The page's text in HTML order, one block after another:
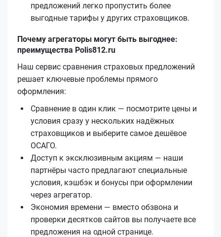
предложений легко пропустить более
выгодные тарифы у других страховщиков.
Почему агрегаторы могут быть выгоднее:
преимущества Polis812.ru
Наш сервис сравнения страховых предложений
решает ключевые проблемы прямого
оформления:
Сравнение в один клик — посмотрите цены и
условия сразу у нескольких надёжных
страховщиков и выберите самое дешёвое
ОСАГО.
Доступ к эксклюзивным акциям — наши
партнёры часто предлагают специальные
условия, кэшбэк и бонусы при оформлении
через агрегатор.
Экономия времени — вместо обзвона и
проверки десятков сайтов вы получаете все
предложения на одной странице.